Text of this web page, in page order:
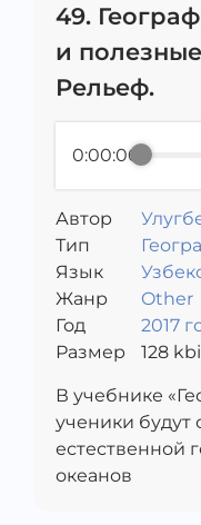
49.
и
Рельеф.
0:00:00
Автор
Тип
Язык
Жанр
Other
Год
2017
Размер
128
В учебнике
ученики будут
естественной
океанов